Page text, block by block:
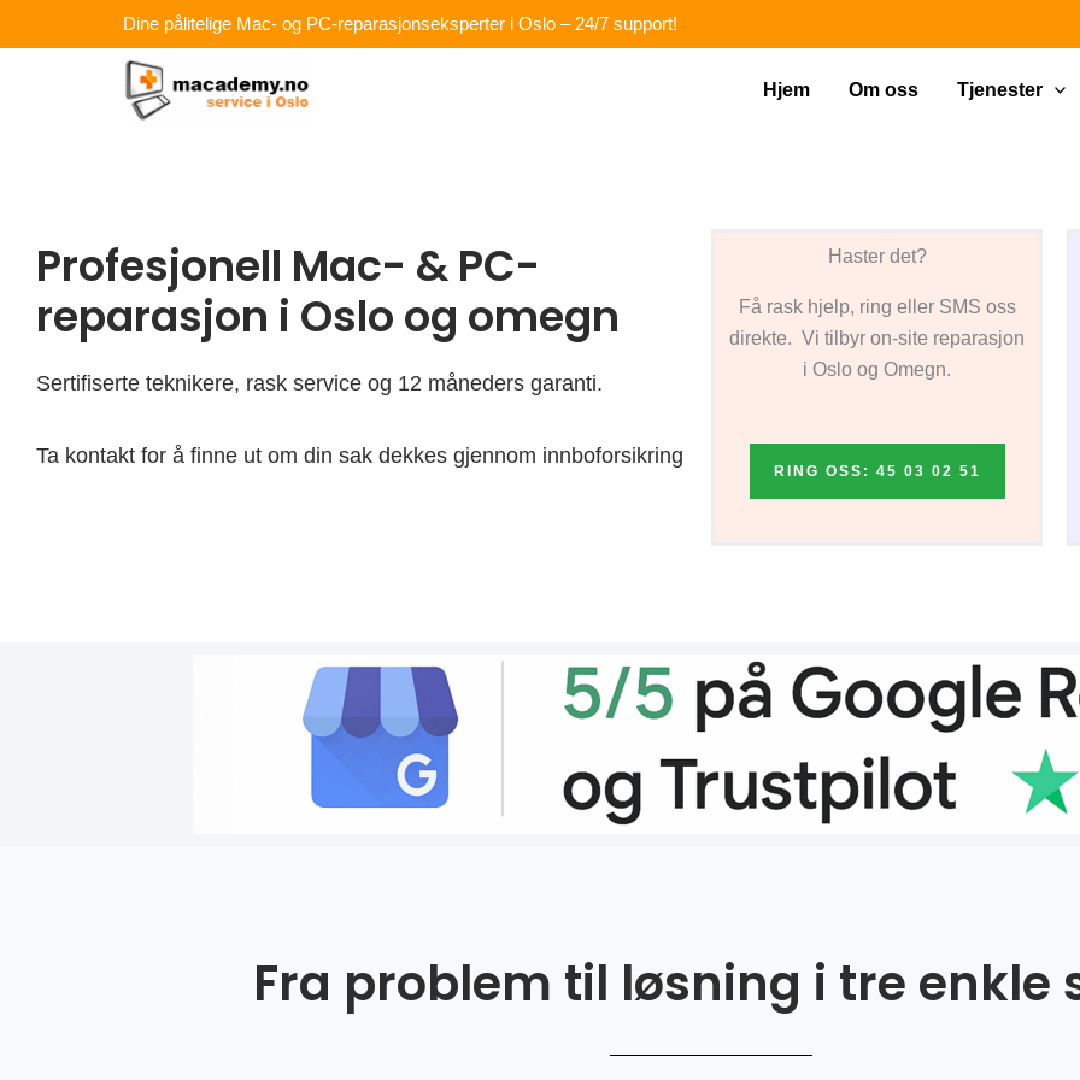
rett
Dine pålitelige Mac- og PC-reparasjonseksperter i Oslo – 24/7 support!
Hjem Om oss Tjenester
Profesjonell Mac- & PC-
reparasjon i Oslo og omegn
Sertifiserte teknikere, rask service og 12 måneders garanti.
Ta kontakt for å finne ut om din sak dekkes gjennom innboforsikring
Haster det?
Få rask hjelp, ring eller SMS oss
direkte. Vi tilbyr on-site reparasjon
i Oslo og Omegn.
RING OSS: 45 03 02 51
Fra problem til løsning i tre enkle